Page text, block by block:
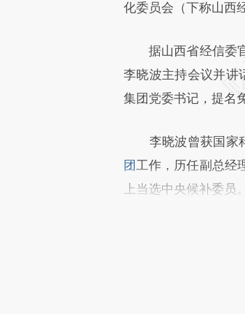
化委员会（下称山西
据山西省经信委官
李晓波主持会议并讲
集团党委书记，提名
李晓波曾获国家科
团工作，历任副总经
上当选中央候补委员。